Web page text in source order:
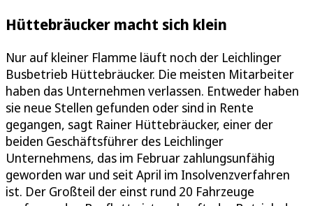
Hüttebräucker macht sich klein
Nur auf kleiner Flamme läuft noch der Leichlinger
Busbetrieb Hüttebräucker. Die meisten Mitarbeiter
haben das Unternehmen verlassen. Entweder haben
sie neue Stellen gefunden oder sind in Rente
gegangen, sagt Rainer Hüttebräucker, einer der
beiden Geschäftsführer des Leichlinger
Unternehmens, das im Februar zahlungsunfähig
geworden war und seit April im Insolvenzverfahren
ist. Der Großteil der einst rund 20 Fahrzeuge